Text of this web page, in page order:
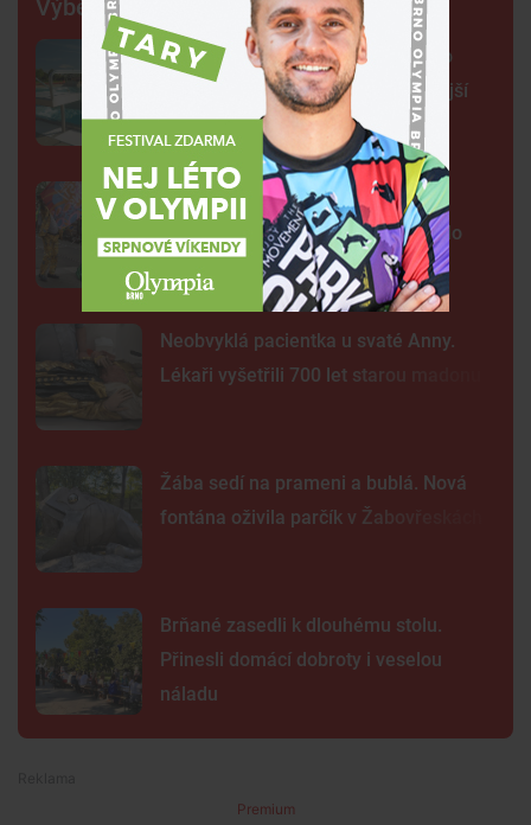
Výběr šéfredaktora
Na plovárně ve Znojmě se popralo
třicet lidí. Přibudou kamery i častější
hlídky
FOTO: Ulicemi Brna se prohnal
karnevalový průvod. Lidi přenesl do
exotické Brazílie
Neobvyklá pacientka u svaté Anny.
Lékaři vyšetřili 700 let starou madonu
Žába sedí na prameni a bublá. Nová
fontána oživila parčík v Žabovřeskách
Brňané zasedli k dlouhému stolu.
Přinesli domácí dobroty i veselou
náladu
Premium